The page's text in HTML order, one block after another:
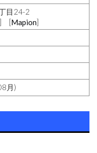
目24-2
] [Mapion]
月)